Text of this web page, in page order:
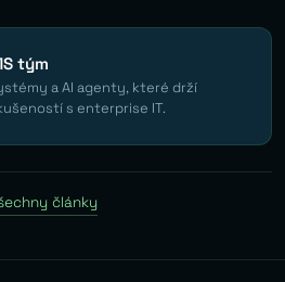
tým
a AI agenty, které drží
s enterprise IT.
články